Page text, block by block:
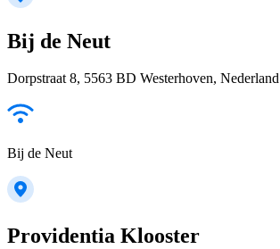
Bij de Neut
Dorpstraat 8, 5563 BD Westerhoven, Nederland
Bij de Neut
Providentia Klooster